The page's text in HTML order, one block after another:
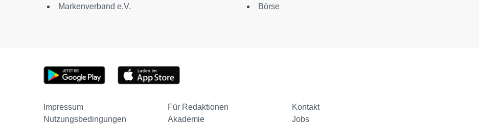
Markenverband e.V. Börse
Impressum Für Redaktionen
Kontakt
Nutzungsbedingungen
Akademie Jobs